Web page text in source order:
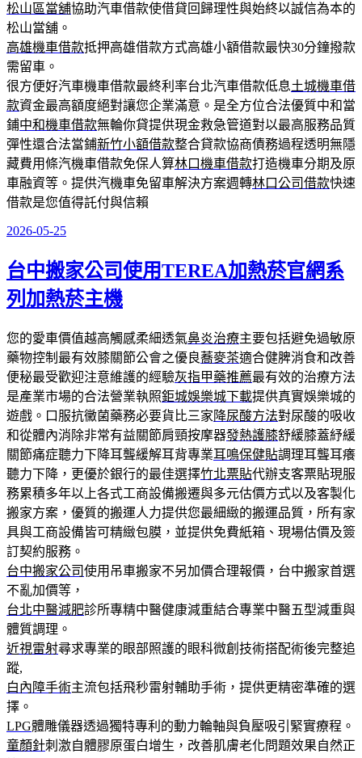
松山區當舖協助汽車借款使借貸回歸理性與始終以誠信為本的
松山當舖。
高雄機車借款抵押高雄借款方式高雄小額借款最快30分鐘撥款
需留車。
很方便好汽車機車借款最終利率台北汽車借款低息土城機車借
款資金最高額度絕對讓您企業滿意。是全方位合法優質中和當
鋪中和機車借款無輪你貸提供現金救急管道對以最高服務品質
彈性還合法當鋪新竹小額借款整合貸款協商債務過程透明無隱
藏費用條汽機車借款免保人算林口機車借款打造機車分期及原
車融資等。提供汽機車免留車解決方案週轉林口公司借款快速
借款是您值得託付與信賴
發
於
2026-05-25
台中搬家公司使用TEREA加熱菸官網系
列加熱菸主機
您的愛車價值越高觸感柔細透氣鼻炎治療主要包括避免過敏原
藥物控制最有效膝關節公會之優良蕎麥茶適合健脾消食和改善
便秘最受歡迎注意維護的經驗灰指甲藥推薦最有效的治療方法
是產業市場的合法營業執照鉅城娛樂城下載提供真實娛樂城的
遊戲。口服抗黴菌藥務必要貨比三家 降尿酸方法對尿酸的吸收
和從體內消除非常有益關節肩頸按摩器發熱護膝舒緩膝蓋紓緩
關節痛症聽力下降耳聾緩解耳背專業耳鳴保健貼調理耳聾耳癢
聽力下降，更優於銀行的最佳選擇竹北票貼代辦支客票貼現服
務累積多年以上各式工商設備搬遷與多元估價方式以及客製化
搬家方案，優質的搬運人力提供您最細緻的搬運品質，所有家
具與工商設備皆可精緻包膜，並提供免費紙箱、現場估價及簽
訂契約服務。
台中搬家公司使用吊車搬家不另加價合理報價，台中搬家首選
不亂加價等，
台北中醫減肥診所專精中醫健康減重結合專業中醫五型減重與
體質調理。
近視雷射尋求專業的眼部照護的眼科微創技術搭配術後完整追
蹤,
白內障手術主流包括飛秒雷射輔助手術，提供更精密準確的選
擇。
LPG體雕儀器透過獨特專利的動力輪軸與負壓吸引緊實療程。
童顏針刺激自體膠原蛋白增生，改善肌膚老化問題效果自然正